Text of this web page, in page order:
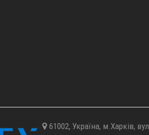
61002, Україна, м.Харків, вул.